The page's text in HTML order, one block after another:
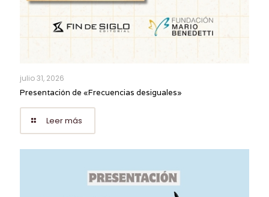
julio 31, 2026
Presentación de «Frecuencias desiguales»
Leer más